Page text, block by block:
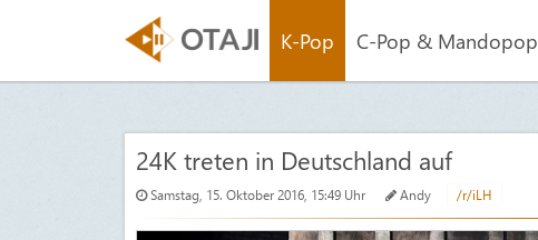
K-Pop C-Pop & Mandopop
24K treten in Deutschland auf
Samstag, 15. Oktober 2016, 15:49 Uhr Andy /r/iLH